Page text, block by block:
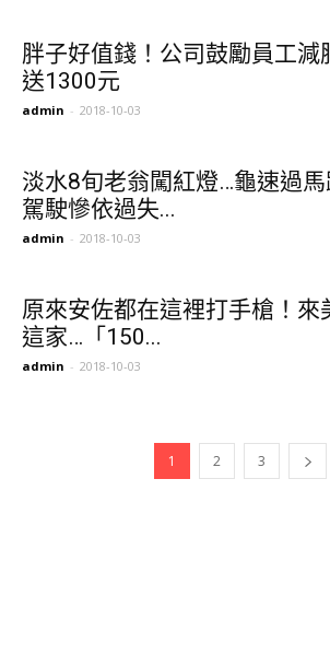
胖子好值錢！公司鼓勵員工減
送1300元
admin - 2018-10-03
淡水8旬老翁闖紅燈…龜速過馬
駕駛慘依過失...
admin - 2018-10-03
原來安佐都在這裡打手槍！來
這家…「150...
admin - 2018-10-03
1 2 3